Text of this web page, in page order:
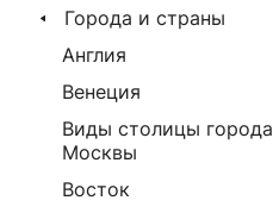
Города и страны
Англия
Венеция
Виды столицы города
Москвы
Восток